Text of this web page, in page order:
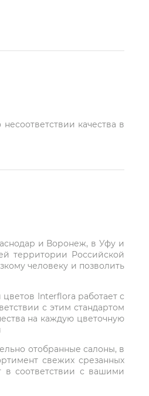
качества в
и Воронеж, в Уфу и
территории Российской
человеку и позволить
Interflora работает с
с этим стандартом
на каждую цветочную
отобранные салоны, в
свежих срезанных
в соответствии с вашими